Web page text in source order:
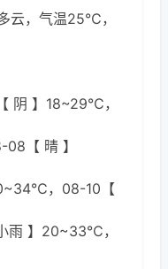
云，气温25℃，
阴 】18~29℃，
【 晴 】
，08-10【
雨 】20~33℃，